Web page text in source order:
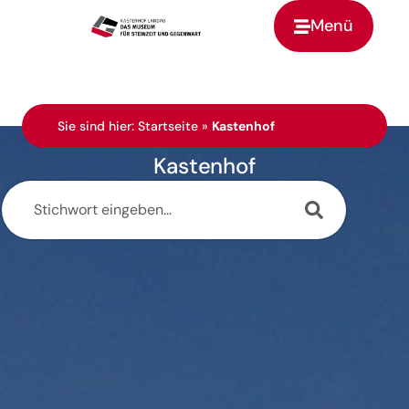
Menü
Zur Startseite
Sie sind hier: Startseite » Kastenhof
Kastenhof